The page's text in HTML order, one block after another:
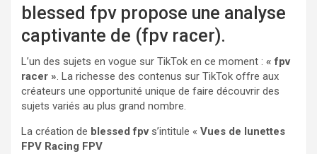
blessed fpv propose une analyse
captivante de (fpv racer).
L’un des sujets en vogue sur TikTok en ce moment : « fpv
racer ». La richesse des contenus sur TikTok offre aux
créateurs une opportunité unique de faire découvrir des
sujets variés au plus grand nombre.
La création de blessed fpvs’intitule « Vues de lunettes
FPV Racing FPV